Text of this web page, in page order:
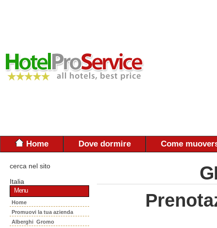
Home Dove dormire Come
cerca nel sito
Italia
Menu
Home
Promuovi la tua azienda
Alberghi Gromo